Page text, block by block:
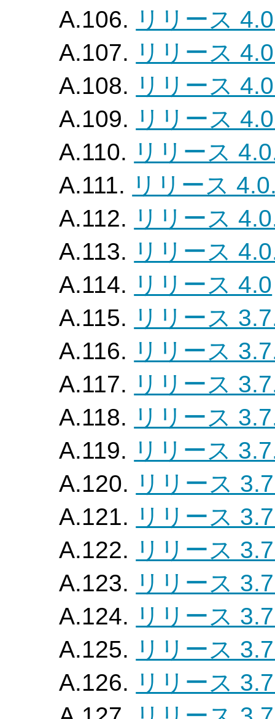
A.106. リリース
A.107. リリース
A.108. リリース
A.109. リリース
A.110. リリース
A.111. リリース
A.112. リリース
A.113. リリース
A.114. リリース 4.0
A.115. リリース
A.116. リリース
A.117. リリース
A.118. リリース
A.119. リリース
A.120. リリース
A.121. リリース
A.122. リリース
A.123. リリース
A.124. リリース
A.125. リリース
A.126. リリース